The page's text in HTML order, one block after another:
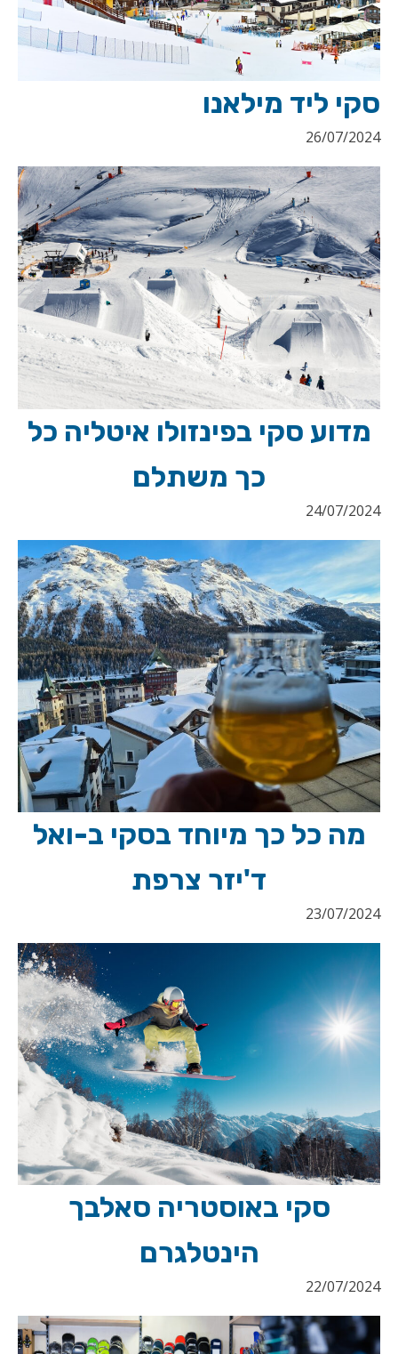
סקי ליד מילאנו
26/07/2024
מדוע סקי בפינזולו איטליה כל
כך משתלם
24/07/2024
מה כל כך מיוחד בסקי ב-ואל
ד'יזר צרפת
23/07/2024
סקי באוסטריה סאלבך
הינטלגרם
22/07/2024